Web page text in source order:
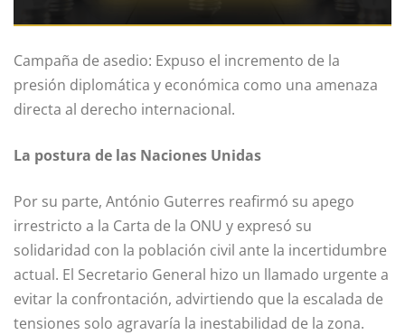
Campaña de asedio: Expuso el incremento de la
presión diplomática y económica como una amenaza
directa al derecho internacional.
La postura de las Naciones Unidas
Por su parte, António Guterres reafirmó su apego
irrestricto a la Carta de la ONU y expresó su
solidaridad con la población civil ante la incertidumbre
actual. El Secretario General hizo un llamado urgente a
evitar la confrontación, advirtiendo que la escalada de
tensiones solo agravaría la inestabilidad de la zona.